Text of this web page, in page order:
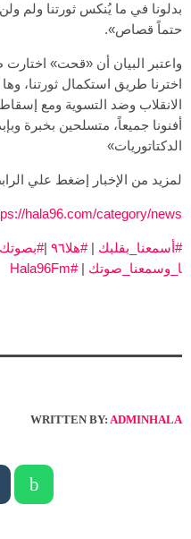
بدلونا في ما يُنكس ثورتنا ولم
حتماً قصاص».
واعتبر البيان أن «قحت» اختارت
اخترنا طريق استكمال ثورتنا،
الانقلاب وضد التسوية ومع
أفنونا جميعاً، متسلحين بخبرة
الدكتاتوريات»
لمزيد من الإخبار إضغط علي
hala96.com/category/news/
#أسمعنا_بقلبك |#هلا٩٦ |
ا_وسمعنا_صوتك |
#Hala96Fm
WRITTEN BY: ADMINHALA